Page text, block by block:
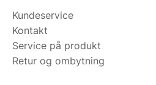
Kundeservice
Kontakt
Service på produkt
Retur og ombytning